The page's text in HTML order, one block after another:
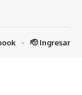
🫡 Ingresar